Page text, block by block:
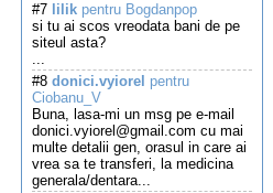
#7 lilik pentru Bogdanpop
si tu ai scos vreodata bani de pe
siteul asta?
...
#8 donici.vyiorel pentru
Ciobanu_V
Buna, lasa-mi un msg pe e-mail
donici.vyiorel@gmail.com cu mai
multe detalii gen, orasul in care ai
vrea sa te transferi, la medicina
generala/dentara...